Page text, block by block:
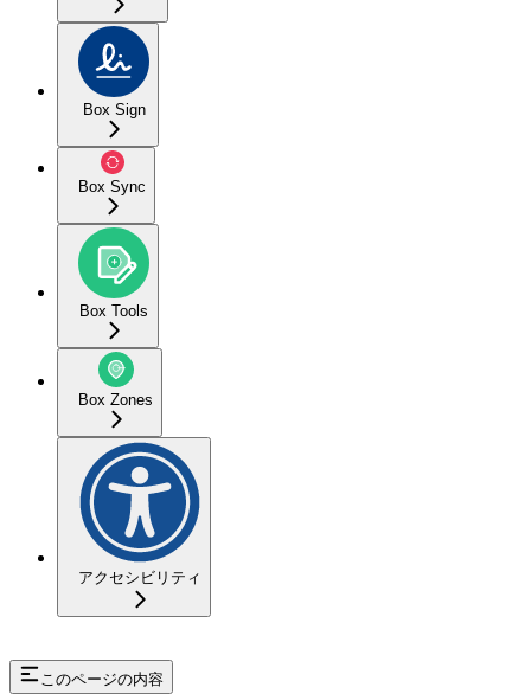
Box Sign
Box Sync
Box Tools
Box Zones
アクセシビリティ
このページの内容